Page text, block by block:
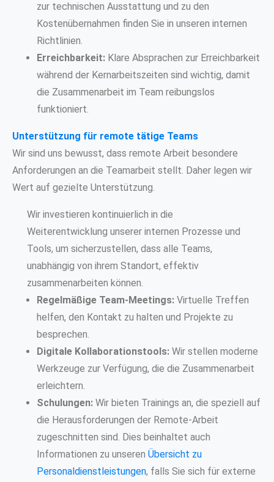
zur technischen Ausstattung und zu den
Kostenübernahmen finden Sie in unseren internen
Richtlinien.
Erreichbarkeit: Klare Absprachen zur Erreichbarkeit
während der Kernarbeitszeiten sind wichtig, damit
die Zusammenarbeit im Team reibungslos
funktioniert.
Unterstützung für remote tätige Teams
Wir sind uns bewusst, dass remote Arbeit besondere
Anforderungen an die Teamarbeit stellt. Daher legen wir
Wert auf gezielte Unterstützung.
Wir investieren kontinuierlich in die
Weiterentwicklung unserer internen Prozesse und
Tools, um sicherzustellen, dass alle Teams,
unabhängig von ihrem Standort, effektiv
zusammenarbeiten können.
Regelmäßige Team-Meetings: Virtuelle Treffen
helfen, den Kontakt zu halten und Projekte zu
besprechen.
Digitale Kollaborationstools: Wir stellen moderne
Werkzeuge zur Verfügung, die die Zusammenarbeit
erleichtern.
Schulungen: Wir bieten Trainings an, die speziell auf
die Herausforderungen der Remote-Arbeit
zugeschnitten sind. Dies beinhaltet auch
Informationen zu unseren Übersicht zu
Personaldienstleistungen, falls Sie sich für externe